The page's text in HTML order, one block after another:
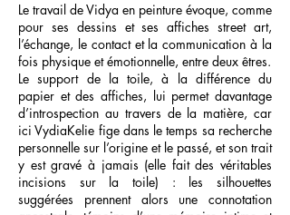
Le travail de Vidya en peinture évoque, comme
pour ses dessins et ses affiches street art,
l’échange, le contact et la communication à la
fois physique et émotionnelle, entre deux êtres.
Le support de la toile, à la différence du
papier et des affiches, lui permet davantage
d’introspection au travers de la matière, car
ici VydiaKelie fige dans le temps sa recherche
personnelle sur l’origine et le passé, et son trait
y est gravé à jamais (elle fait des véritables
incisions sur la toile) : les silhouettes
suggérées prennent alors une connotation